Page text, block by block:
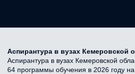
Аспирантура в вузах Кемеровской
Аспирантура в вузах Кемеровской
64 программы обучения в 2026 году